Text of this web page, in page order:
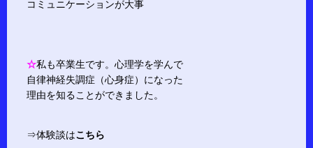
コミュニケーションが大事
☆私も卒業生です。心理学を学んで
自律神経失調症（心身症）になった
理由を知ることができました。
⇒体験談はこちら